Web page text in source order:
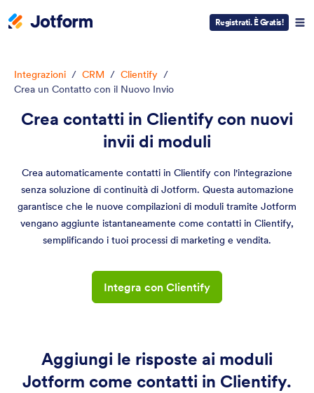
Registrati. È Gratis!
Integrazioni / CRM / Clientify /
Crea un Contatto con il Nuovo Invio
Crea contatti in Clientify con nuovi
invii di moduli
Crea automaticamente contatti in Clientify con l'integrazione
senza soluzione di continuità di Jotform. Questa automazione
garantisce che le nuove compilazioni di moduli tramite Jotform
vengano aggiunte istantaneamente come contatti in Clientify,
semplificando i tuoi processi di marketing e vendita.
Integra con Clientify
Aggiungi le risposte ai moduli
Jotform come contatti in Clientify.